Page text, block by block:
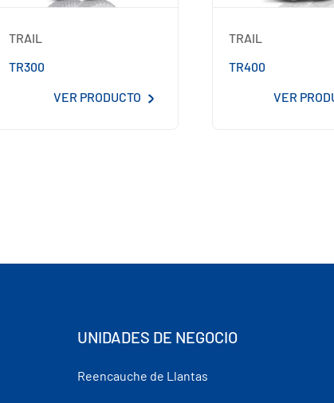
TRAIL
TR300
VER PRODUCTO
TRAIL
TR400
VER
UNIDADES DE NEGOCIO
Reencauche de Llantas